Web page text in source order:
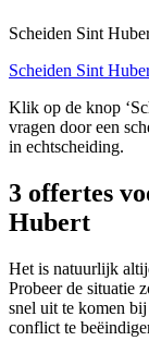
Scheiden Sint
Scheiden Sint
Klik op de knop
vragen door een
in echtscheiding.
3 offertes
Hubert
Het is natuurlijk
Probeer de situatie
snel uit te komen
conflict te